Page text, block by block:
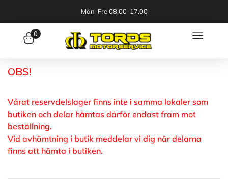
Mån-Fre 08.00-17.00
0
OBS!
Vårat reservdelslager finns inte i samma lokaler som
butiken och delar hämtas därför endast fram mot
beställning.
Vid avhämtning i butik meddelar vi dig när delarna
finns att hämta i butiken.